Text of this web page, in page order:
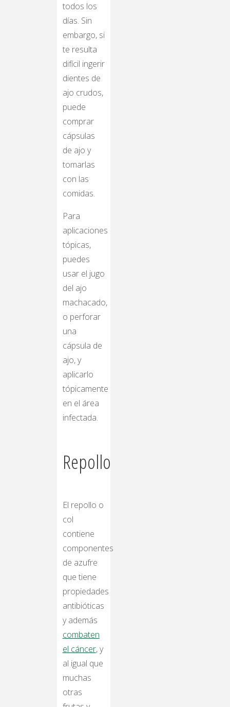
todos los
días. Sin
embargo, si
te resulta
difícil ingerir
dientes de
ajo crudos,
puede
comprar
cápsulas
de ajo y
tomarlas
con las
comidas.
Para
aplicaciones
tópicas,
puedes
usar el jugo
del ajo
machacado,
o perforar
una
cápsula de
ajo, y
aplicarlo
tópicamente
en el área
infectada.
Repollo
El repollo o
col
contiene
componentes
de azufre
que tiene
propiedades
antibióticas
y además
combaten
el cáncer, y
al igual que
muchas
otras